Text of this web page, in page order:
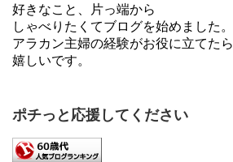
好きなこと、片っ端から
しゃべりたくてブログを始めました。
アラカン主婦の経験がお役に立てたら
嬉しいです。
ポチっと応援してください